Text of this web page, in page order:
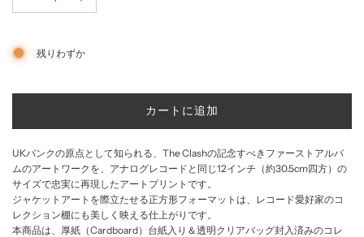
ル
価
格
価
格
残りわずか
読
み
中
.
.
.
カートに追加
UKパンクの原点として知られる、The Clashの記念すべきファーストアルバ
ムのアートワークを、アナログレコードと同じ12インチ（約30.5cm四方）の
サイズで忠実に再現したアートプリントです。
ジャケットアートを際立たせる正方形フォーマットは、レコード愛好家のコ
レクション棚にも美しく映える仕上がりです。
本商品は、厚紙（Cardboard）台紙入り＆透明クリアバッグ封入済みのコレ